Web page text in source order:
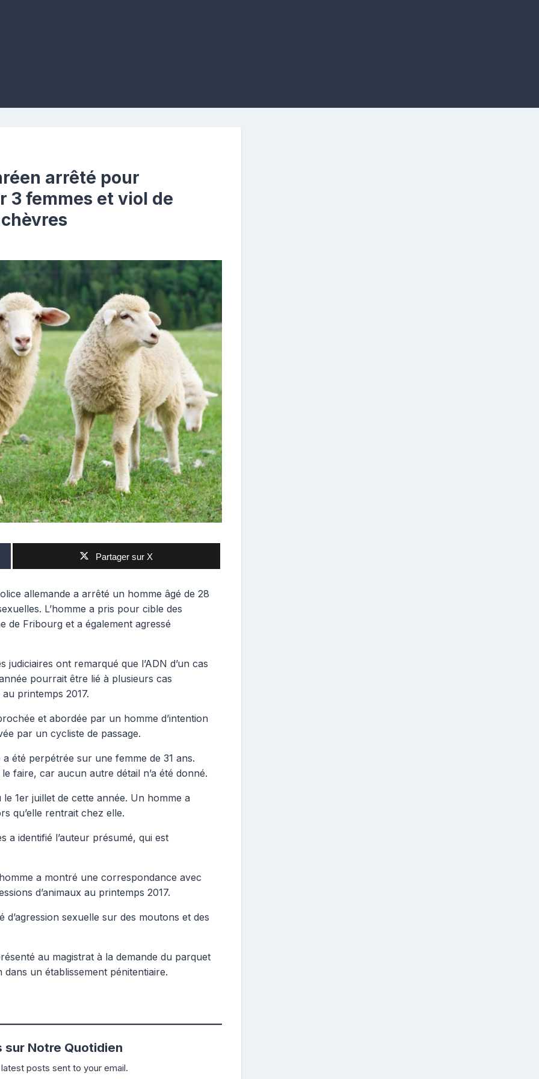
arrêté pour
3 femmes et viol de
Partager sur X
allemande a arrêté un homme âgé de 28
L’homme a pris pour cible des
de Fribourg et a également agressé
judiciaires ont remarqué que l’ADN d’un cas
pourrait être lié à plusieurs cas
printemps 2017.
et abordée par un homme d’intention
par un cycliste de passage.
été perpétrée sur une femme de 31 ans.
faire, car aucun autre détail n’a été donné.
1er juillet de cette année. Un homme a
qu’elle rentrait chez elle.
a identifié l’auteur présumé, qui est
a montré une correspondance avec
d’animaux au printemps 2017.
sexuelle sur des moutons et des
au magistrat à la demande du parquet
un établissement pénitentiaire.
sur Notre Quotidien
posts sent to your email.